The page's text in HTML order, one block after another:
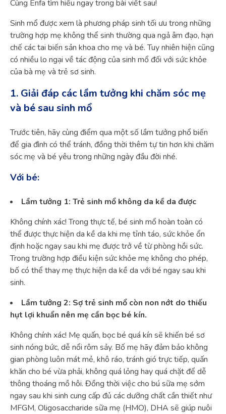
Cùng Enfa tìm hiểu ngay trong bài viết sau!
Sinh mổ được xem là phương pháp sinh tối ưu trong những
trường hợp mẹ không thể sinh thường qua ngả âm đạo, hạn
chế các tai biến sản khoa cho mẹ và bé. Tuy nhiên hiện cũng
có nhiều lo ngại về tác động của sinh mổ đối với sức khỏe
của bà mẹ và trẻ sơ sinh.
1. Giải đáp các lầm tưởng khi chăm sóc mẹ
và bé sau sinh mổ
Trước tiên, hãy cùng điểm qua một số lầm tưởng phổ biến
để gia đình có thể tránh, đồng thời thêm tự tin hơn khi chăm
sóc mẹ và bé yêu trong những ngày đầu đời nhé.
Với bé:
Lầm tưởng 1: Trẻ sinh mổ không da kề da được
Không chính xác! Trong thực tế, bé sinh mổ hoàn toàn có
thể được thực hiện da kề da khi mẹ tỉnh táo, sức khỏe ổn
định hoặc ngay sau khi mẹ được trở về từ phòng hồi sức.
Trong trường hợp điều kiện sức khỏe mẹ không cho phép,
bố có thể thay mẹ thực hiện da kề da với bé ngay sau khi
sinh.
Lầm tưởng 2: Sợ trẻ sinh mổ còn non nớt do thiếu
hụt lợi khuẩn nên mẹ cần bọc bé kín.
Không chính xác! Mẹ quấn, bọc bé quá kín sẽ khiến bé sơ
sinh nóng bức, dễ nổi rôm sảy. Bố mẹ hãy đảm bảo không
gian phòng luôn mát mẻ, khô ráo, tránh gió trực tiếp, quấn
khăn cho bé vừa phải, không quá lỏng hay quá chặt để dễ
thông thoáng mồ hôi. Đồng thời việc cho bú sữa mẹ sớm
ngay sau khi sinh cung cấp đủ các dưỡng chất cần thiết như
MFGM, Oligosaccharide sữa mẹ (HMO), DHA sẽ giúp nuôi